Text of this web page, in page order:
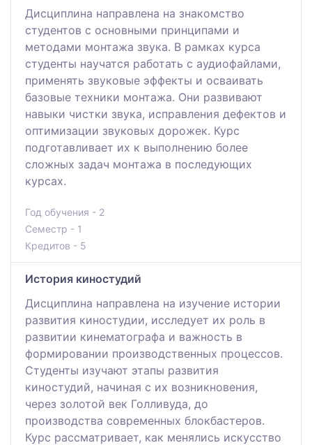
Дисциплина направлена на знакомство
студентов с основными принципами и
методами монтажа звука. В рамках курса
студенты научатся работать с аудиофайлами,
применять звуковые эффекты и осваивать
базовые техники монтажа. Они развивают
навыки чистки звука, исправления дефектов и
оптимизации звуковых дорожек. Курс
подготавливает их к выполнению более
сложных задач монтажа в последующих
курсах.
Год обучения - 2
Семестр - 1
Кредитов - 5
История киностудий
Дисциплина направлена на изучение истории
развития киностудии, исследует их роль в
развитии кинематографа и важность в
формировании производственных процессов.
Студенты изучают этапы развития
киностудий, начиная с их возникновения,
через золотой век Голливуда, до
производства современных блокбастеров.
Курс рассматривает, как менялись искусство